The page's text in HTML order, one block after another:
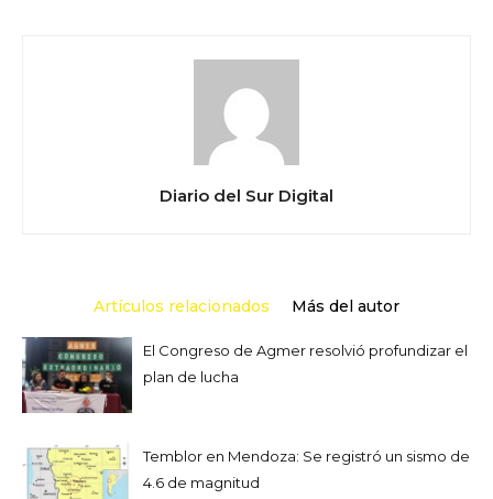
Diario del Sur Digital
Artículos relacionados Más del autor
El Congreso de Agmer resolvió profundizar el
plan de lucha
Temblor en Mendoza: Se registró un sismo de
4.6 de magnitud